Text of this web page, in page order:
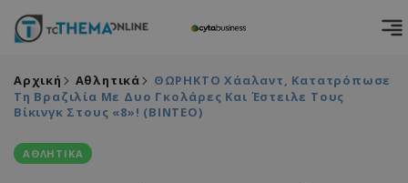
Αρχική Αθλητικά
ΘΩΡΗΚΤΟ Χάαλαντ, Κατατρόπωσε
Τη Βραζιλία Με Δυο Γκολάρες Και Έστειλε Τους
Βίκινγκ Στους «8»! (ΒΙΝΤΕΟ)
ΑΘΛΗΤΙΚΑ